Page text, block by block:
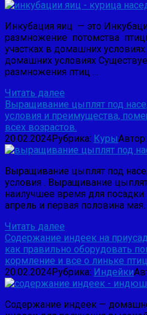
Инкубация яиц — это
размножение потомства
участках в домашних
домашних условиях
размножения птиц …
Читать далее
Выращивание цыплят под
условия и преимущества,
всех возрастов.
20.02.2024Рубрика: КурыАвтор:
Выращивание цыплят под
условия . Выращивание
наилучшее время для
апрель и первая по­ловина
Читать далее
Содержание индеек на
как правильно оборудовать
кормление и все о линьке
20.02.2024Рубрика: Индейки
Содержание индеек —